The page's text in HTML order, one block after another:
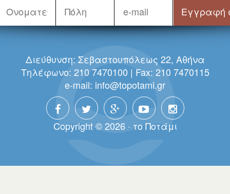
Διεύθυνση: Σεβαστουπόλεως 22, Αθήνα
Τηλέφωνο: 210 7470100 | Fax: 210 7470115
e-mail: info@topotami.gr
Copyright © 2026 · τo Πoτάμι